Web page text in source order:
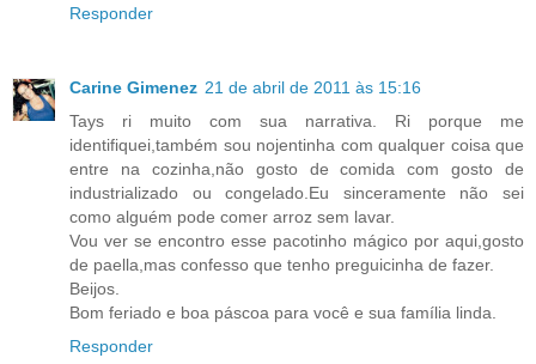
Responder
Carine Gimenez 21 de abril de 2011 às 15:16
Tays ri muito com sua narrativa. Ri porque me
identifiquei,também sou nojentinha com qualquer coisa que
entre na cozinha,não gosto de comida com gosto de
industrializado ou congelado.Eu sinceramente não sei
como alguém pode comer arroz sem lavar.
Vou ver se encontro esse pacotinho mágico por aqui,gosto
de paella,mas confesso que tenho preguicinha de fazer.
Beijos.
Bom feriado e boa páscoa para você e sua família linda.
Responder